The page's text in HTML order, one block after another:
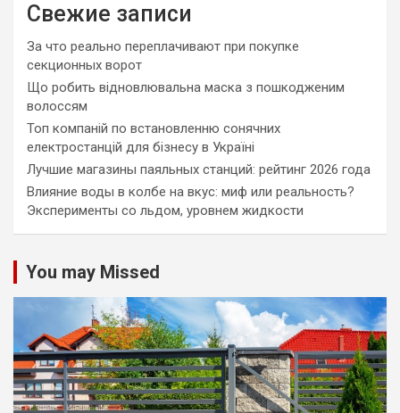
Свежие записи
За что реально переплачивают при покупке
секционных ворот
Що робить відновлювальна маска з пошкодженим
волоссям
Топ компаній по встановленню сонячних
електростанцій для бізнесу в Україні
Лучшие магазины паяльных станций: рейтинг 2026 года
Влияние воды в колбе на вкус: миф или реальность?
Эксперименты со льдом, уровнем жидкости
You may Missed